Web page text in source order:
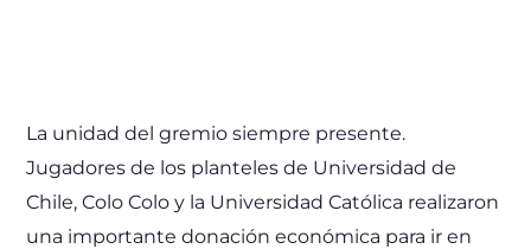
La unidad del gremio siempre presente.
Jugadores de los planteles de Universidad de
Chile, Colo Colo y la Universidad Católica realizaron
una importante donación económica para ir en